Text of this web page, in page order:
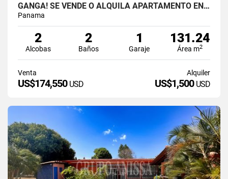
GANGA! SE VENDE O ALQUILA APARTAMENTO EN PLAYA BLANCA THE FOUNDERS
Panama
2
Alcobas
2
Baños
1
Garaje
131.24
Área m2
Venta
US$174,550 USD
Alquiler
US$1,500 USD